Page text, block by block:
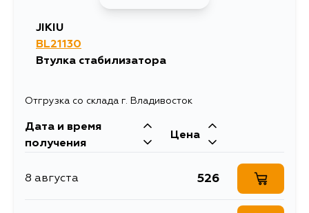
JIKIU
BL21130
Втулка стабилизатора
Отгрузка со склада г. Владивосток
Дата и время
получения
Цена
8 августа 526